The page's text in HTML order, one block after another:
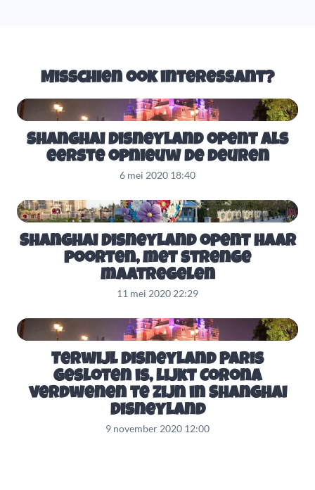
Misschien ook interessant?
Shanghai Disneyland opent als
eerste opnieuw de deuren
6 mei 2020 18:40
Shanghai Disneyland opent haar
poorten, met strenge
maatregelen
11 mei 2020 22:29
Terwijl Disneyland Paris
gesloten is, lijkt Corona
verdwenen te zijn in Shanghai
Disneyland
9 november 2020 12:00